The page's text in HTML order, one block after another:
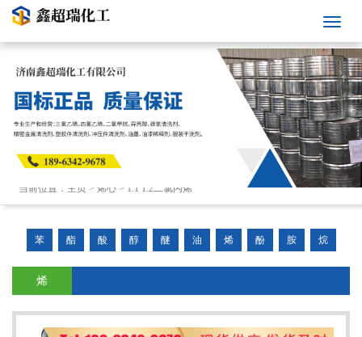
当前位置： 主页 > 烯心 > 1.1 1.2二氯丙烯
苯 酯 酸 醇 醚 油 烯 酚 胺 烷
烯